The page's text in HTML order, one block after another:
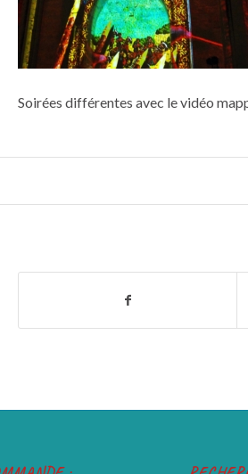
Soirées différentes avec le vidéo